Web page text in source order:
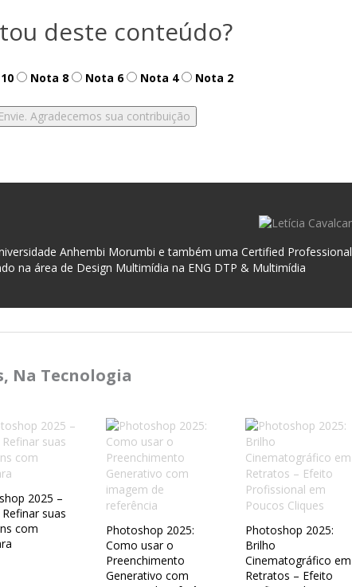
deste conteúdo?
Nota 8 Nota 6 Nota 4 Nota 2
Anhembi Morumbi e também uma Certified Professional
na área de Design Multimídia na ENG DTP & Multimídia
Na Tecnologia
2025 –
suas
com
Photoshop 2025:
Como usar o
Preenchimento
Generativo com
Photoshop 2025:
Brilho
Cinematográfico em
Retratos – Efeito